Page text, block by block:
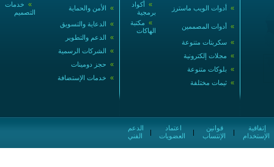
» خدمات
التصميم
» الأمن والحماية
» الدعاية والتسويق
» الدعم والتطوير
» الشركات الرسمية
» حجز دومينات
» خدمات الإستضافة
» أكواد
برمجية
» أدوات الويب ماسترز
» مكتبة
الهاكات
» أدوات المصممين
» سكربتات متنوعة
» مجلات إلكترونية
» بلوكات متنوعة
» ثيمات مختلفة
الفني
|
العضويات
|
الإنتساب
|
الإستخدام